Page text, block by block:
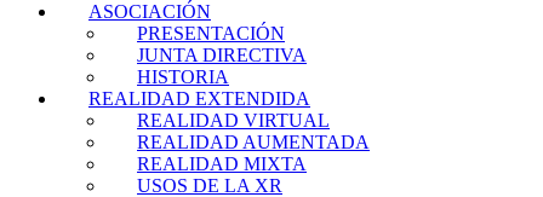
ASOCIACIÓN
PRESENTACIÓN
JUNTA DIRECTIVA
HISTORIA
REALIDAD EXTENDIDA
REALIDAD VIRTUAL
REALIDAD AUMENTADA
REALIDAD MIXTA
USOS DE LA XR